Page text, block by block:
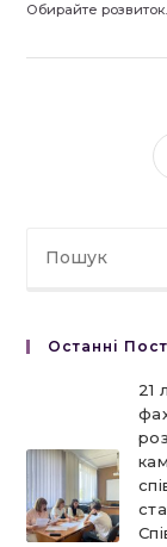
Обирайте
Останні
21